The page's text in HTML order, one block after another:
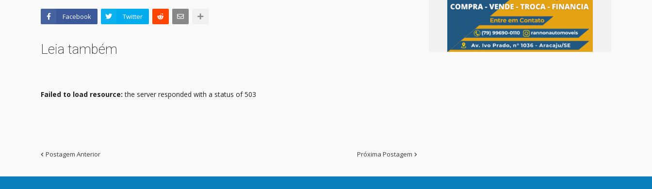
Facebook Twitter
Leia também
Failed to load resource: the server responded with a status of 503
Postagem Anterior Próxima Postagem